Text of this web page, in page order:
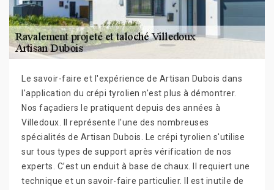
Le savoir-faire et l'expérience de Artisan Dubois dans
l'application du crépi tyrolien n'est plus à démontrer.
Nos façadiers le pratiquent depuis des années à
Villedoux. Il représente l'une des nombreuses
spécialités de Artisan Dubois. Le crépi tyrolien s'utilise
sur tous types de support après vérification de nos
experts. C’est un enduit à base de chaux. Il requiert une
technique et un savoir-faire particulier. Il est inutile de